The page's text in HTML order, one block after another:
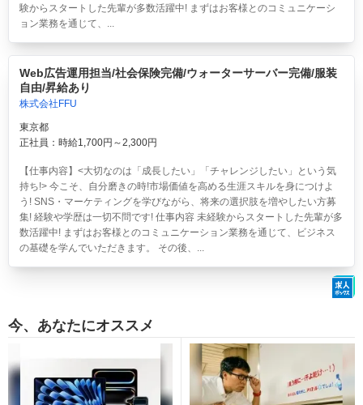
験からスタートした先輩が多数活躍中! まずはお客様とのコミュニケーシ
ョン業務を通じて、...
Web広告運用担当/社会保険完備/ウォーターサーバー完備/服装
自由/昇給あり
株式会社FFU
東京都
正社員：時給1,700円～2,300円
【仕事内容】<大切なのは「成長したい」「チャレンジしたい」という気
持ち!> 今こそ、自分磨きの時!市場価値を高める生涯スキルを身につけよ
う! SNS・マーケティングを学びながら、将来の選択肢を増やしたい方募
集! 経験や学歴は一切不問です! 仕事内容 未経験からスタートした先輩が多
数活躍中! まずはお客様とのコミュニケーション業務を通じて、ビジネス
の基礎を学んでいただきます。 その後、...
今、あなたにオススメ